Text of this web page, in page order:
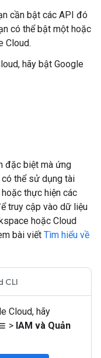
cần bật các API đó
có thể bật một hoặc
Cloud.
hãy bật Google
đặc biệt mà ứng
thể sử dụng tài
thực hiện các
truy cập vào dữ liệu
hoặc Cloud
bài viết Tìm hiểu về
CLI
Cloud, hãy
> IAM và Quản